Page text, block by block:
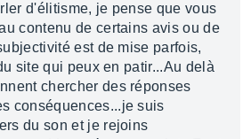
d'élitisme, je pense que vous
contenu de certains avis ou de
est de mise parfois,
site qui peux en patir...Au delà
chercher des réponses
conséquences...je suis
du son et je rejoins